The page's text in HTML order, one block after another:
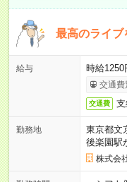
最高のライブ
給与 時給1250
交通費
交通費 支
勤務地
東京都文
後楽園駅
株式会